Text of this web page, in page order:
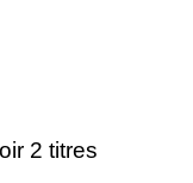
2 titres